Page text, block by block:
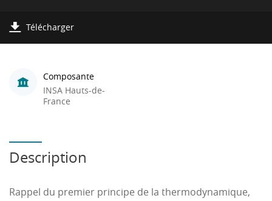
Télécharger
Composante
INSA Hauts-de-
France
Description
Rappel du premier principe de la thermodynamique,